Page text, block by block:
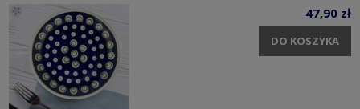
47,90 zł
DO KOSZYKA